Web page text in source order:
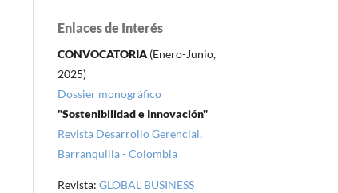
Enlaces de Interés
CONVOCATORIA (Enero-Junio,
2025)
Dossier monográfico
"Sostenibilidad e Innovación"
Revista Desarrollo Gerencial,
Barranquilla - Colombia
Revista: GLOBAL BUSINESS